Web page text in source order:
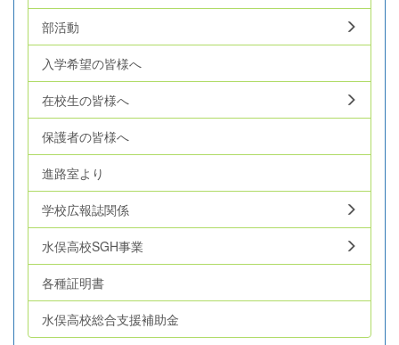
部活動
入学希望の皆様へ
在校生の皆様へ
保護者の皆様へ
進路室より
学校広報誌関係
水俣高校SGH事業
各種証明書
水俣高校総合支援補助金